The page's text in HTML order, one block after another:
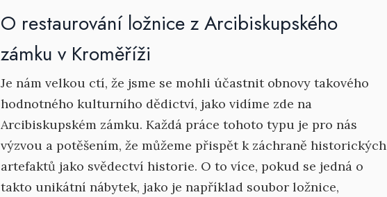
O restaurování ložnice z Arcibiskupského
zámku v Kroměříži
Je nám velkou ctí, že jsme se mohli účastnit obnovy takového
hodnotného kulturního dědictví, jako vidíme zde na
Arcibiskupském zámku. Každá práce tohoto typu je pro nás
výzvou a potěšením, že můžeme přispět k záchraně historických
artefaktů jako svědectví historie. O to více, pokud se jedná o
takto unikátní nábytek, jako je například soubor ložnice,